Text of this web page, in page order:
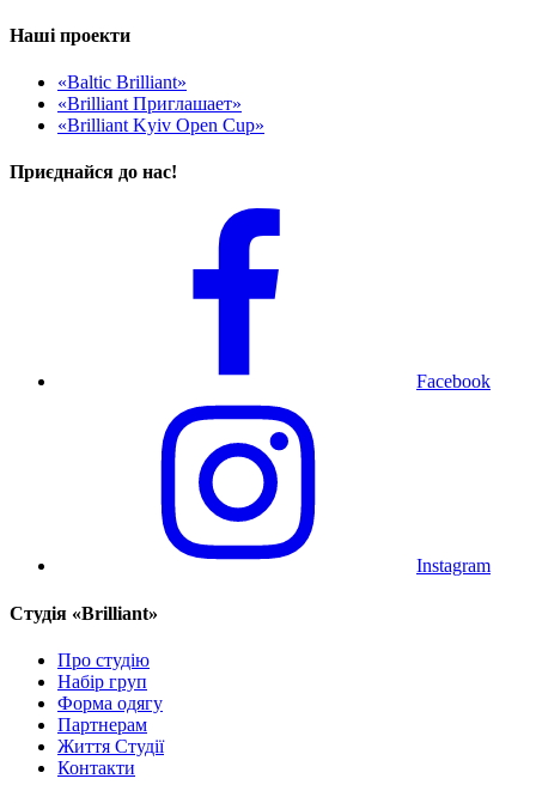
Наші проекти
«Baltic Brilliant»
«Brilliant Приглашает»
«Brilliant Kyiv Open Cup»
Приєднайся до нас!
Facebook
Instagram
Cтудія «Brilliant»
Про студію
Набір груп
Форма одягу
Партнерам
Життя Студії
Контакти